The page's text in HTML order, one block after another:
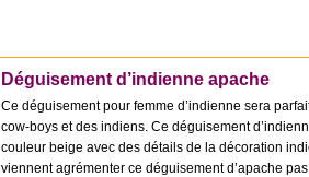
Déguisement d’indienne apache
Ce déguisement pour femme d’indienne sera
cow-boys et des indiens. Ce déguisement
couleur beige avec des détails de la décoration
viennent agrémenter ce déguisement d’apache